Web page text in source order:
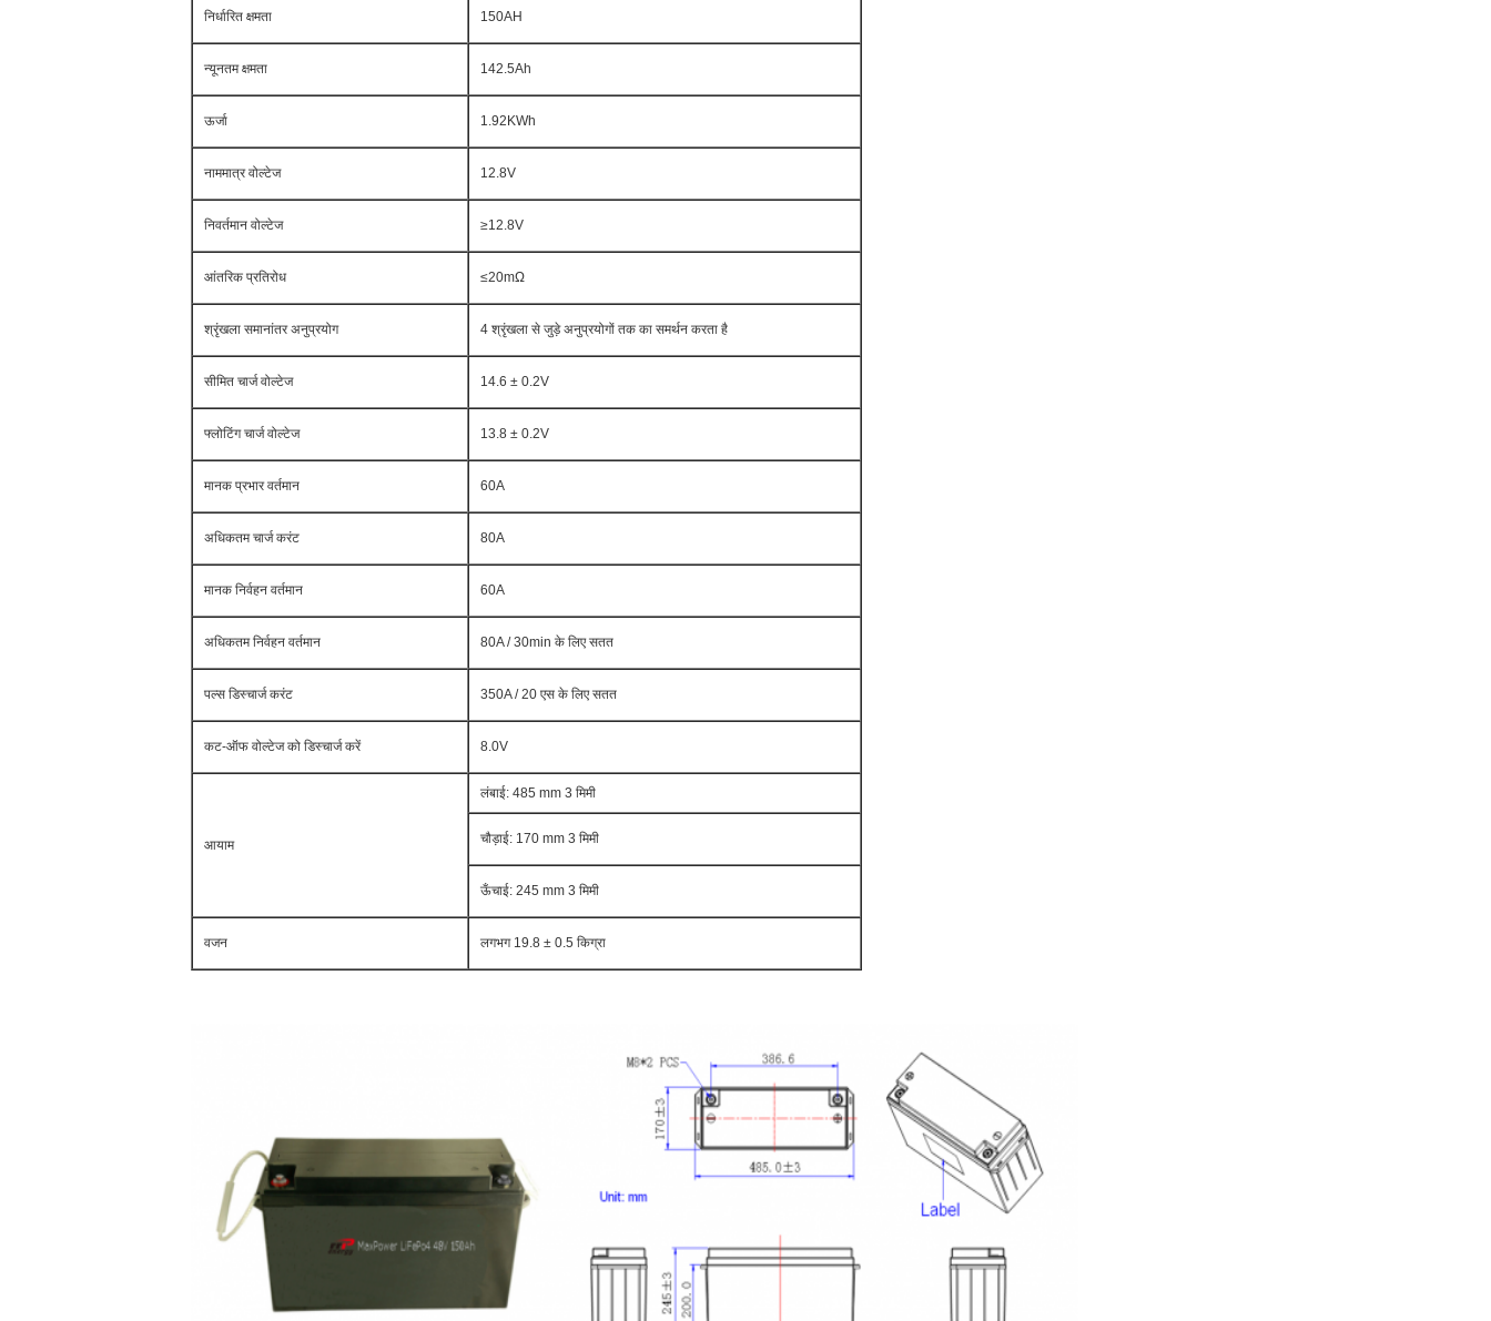
निर्धारित क्षमता 150AH
न्यूनतम क्षमता 142.5Ah
ऊर्जा 1.92KWh
नाममात्र वोल्टेज 12.8V
निवर्तमान वोल्टेज ≥12.8V
आंतरिक प्रतिरोध ≤20mΩ
श्रृंखला समानांतर अनुप्रयोग 4 श्रृंखला से जुड़े अनुप्रयोगों तक का समर्थन करता है
सीमित चार्ज वोल्टेज 14.6 ± 0.2V
फ्लोटिंग चार्ज वोल्टेज 13.8 ± 0.2V
मानक प्रभार वर्तमान 60A
अधिकतम चार्ज करंट 80A
मानक निर्वहन वर्तमान 60A
अधिकतम निर्वहन वर्तमान 80A / 30min के लिए सतत
पल्स डिस्चार्ज करंट 350A / 20 एस के लिए सतत
कट-ऑफ वोल्टेज को डिस्चार्ज करें 8.0V
आयाम
लंबाई: 485 mm 3 मिमी
चौड़ाई: 170 mm 3 मिमी
ऊँचाई: 245 mm 3 मिमी
वजन लगभग 19.8 ± 0.5 किग्रा